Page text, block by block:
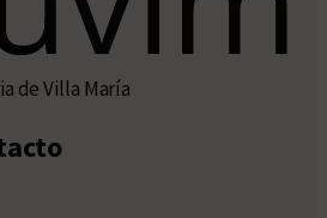
de Villa María